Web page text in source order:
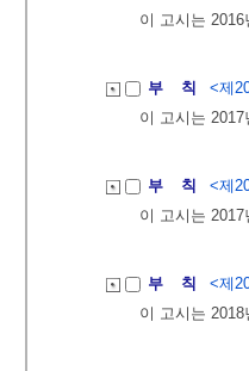
이 고시는
부 칙
<제
이 고시는
부 칙
<제
이 고시는
부 칙
<제
이 고시는